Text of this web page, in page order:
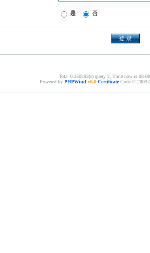
是 否
Total 0.250293(s) query 2, Time now is:08-
Powered by PHPWind v6.0 CertificateCode © 2003-